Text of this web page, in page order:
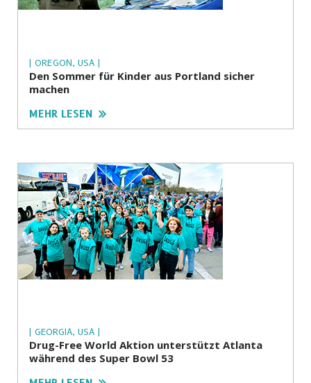
| OREGON, USA |
Den Sommer für Kinder aus Portland sicher
machen
MEHR LESEN
| GEORGIA, USA |
Drug-Free World Aktion unterstützt Atlanta
während des Super Bowl 53